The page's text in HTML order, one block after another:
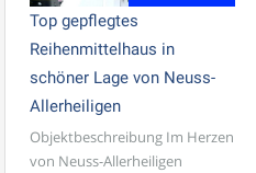
Top gepflegtes
Reihenmittelhaus in
schöner Lage von Neuss-
Allerheiligen
Objektbeschreibung Im Herzen
von Neuss-Allerheiligen